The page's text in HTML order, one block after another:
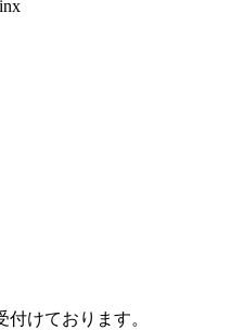
けております。